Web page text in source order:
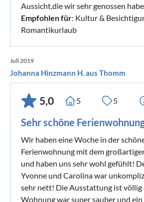
Aussicht,die wir sehr genossen
Empfohlen für: Kultur &
Romantikurlaub
Juli 2019
Johanna Hinzmann H. aus Thomm
5,0 5 5
Sehr schöne
Wir haben eine Woche in der
Ferienwohnung mit dem
und haben uns sehr wohl gefühlt!
Yvonne und Carolina war
sehr nett! Die Ausstattung ist völlig
Wohnung war super sauber und